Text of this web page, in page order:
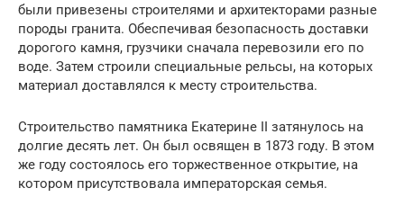
были привезены строителями и архитекторами разные
породы гранита. Обеспечивая безопасность доставки
дорогого камня, грузчики сначала перевозили его по
воде. Затем строили специальные рельсы, на которых
материал доставлялся к месту строительства.
Строительство памятника Екатерине II затянулось на
долгие десять лет. Он был освящен в 1873 году. В этом
же году состоялось его торжественное открытие, на
котором присутствовала императорская семья.